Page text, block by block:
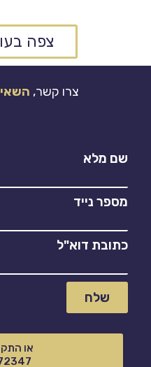
צפה
צרו קשר,
שם מלא
מספר נייד
כתובת דוא"ל
שלח
או